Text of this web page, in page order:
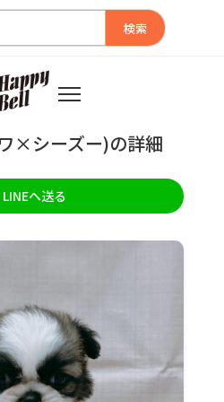
検索
×シーズー)の詳細
LINEへ送る